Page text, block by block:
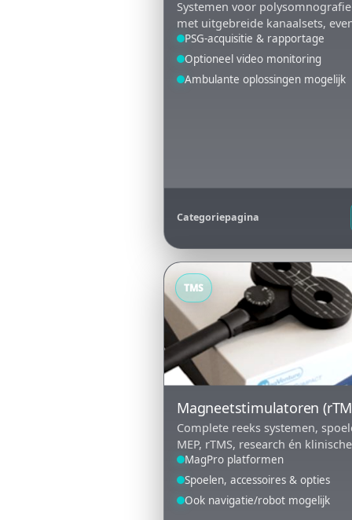
Systemen voor
met uitgebreide kanaalsets,
PSG-acquisitie & rapportage
Optioneel video monitoring
Ambulante oplossingen mogelijk
Categoriepagina
TMS
Magneetstimulatoren
Complete reeks systemen,
MEP, rTMS, research én
MagPro platformen
Spoelen, accessoires & opties
Ook navigatie/robot mogelijk